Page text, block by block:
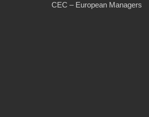
CEC – European Managers